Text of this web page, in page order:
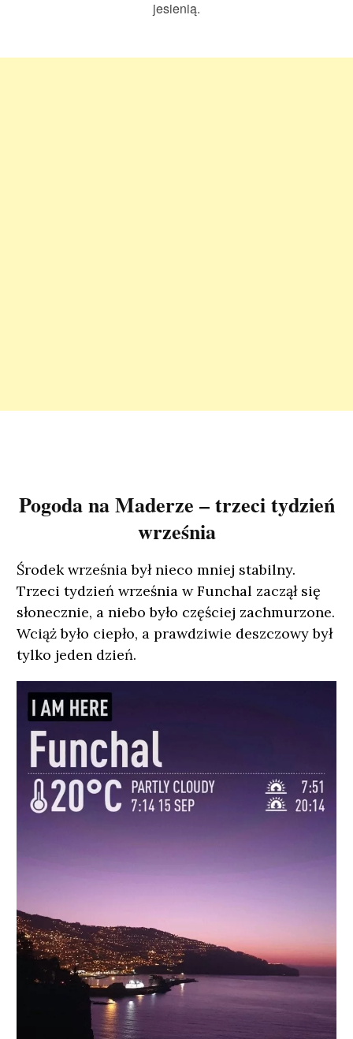
Pogoda na Maderze – trzeci tydzień
września
Środek września był nieco mniej stabilny.
Trzeci tydzień września w Funchal zaczął się
słonecznie, a niebo było częściej zachmurzone.
Wciąż było ciepło, a prawdziwie deszczowy był
tylko jeden dzień.